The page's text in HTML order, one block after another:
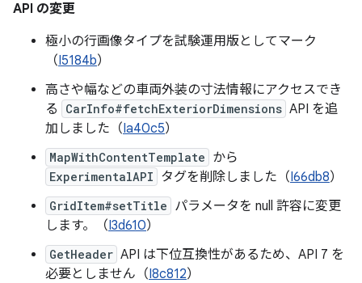
API の変更
極小の行画像タイプを試験運用版としてマーク
（I5184b）
高さや幅などの車両外装の寸法情報にアクセスでき
る
CarInfo#fetchExteriorDimensions API を追
加しました（Ia40c5）
MapWithContentTemplate から
ExperimentalAPI タグを削除しました（I66db8）
GridItem#setTitle パラメータを null 許容に変更
します。（I3d610）
GetHeader API は下位互換性があるため、API 7 を
必要としません（I8c812）